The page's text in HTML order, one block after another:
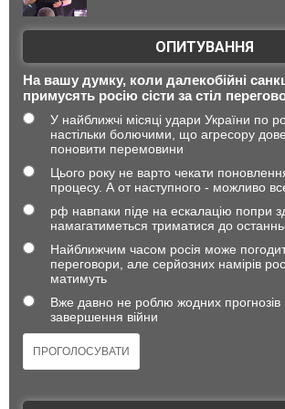
ОПИТУВАННЯ
На вашу думку, коли далекобійні
примусять росію сісти за стіл
У найближчі місяці удари України по
настільки болючими, що агресору
поновити перемовини
Цього року не варто чекати
процесу. А от наступного - можливо
рф навпаки піде на ескалацію попри
намагатиметься триматися до
Найближчим часом росія може
переговори, але серйозних намірів
матимуть
Вже давно не роблю жодних
завершення війни